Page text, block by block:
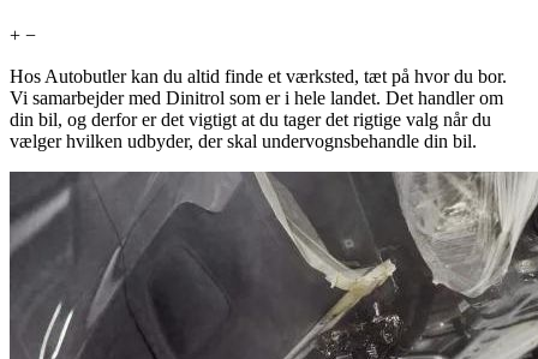
+ −
Hos Autobutler kan du altid finde et værksted, tæt på hvor du bor.
Vi samarbejder med Dinitrol som er i hele landet. Det handler om
din bil, og derfor er det vigtigt at du tager det rigtige valg når du
vælger hvilken udbyder, der skal undervognsbehandle din bil.